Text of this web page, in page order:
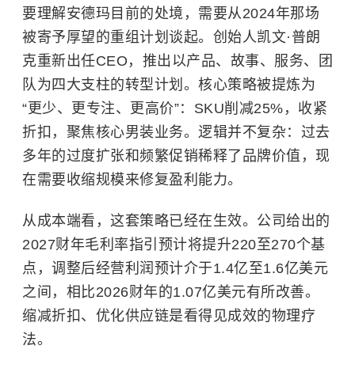
要理解安德玛目前的处境 ， 需要从2024年那场
被寄予厚望的重组计划 谈起。 创始人凯文·普朗
克重新出任CEO，推出以产品、故事、服务、团
队为四大支柱的转型计划。核心策略被提炼为
“更少、更专注、更高价”： SKU削减25%，收紧
折扣，聚焦核心男装业务。逻辑并不复杂：过去
多年的过度扩张和频繁促销稀释了品牌价值，现
在需要收缩规模来修复盈利能力。
从成本端看，这套策略已经在生效。 公司给出的
2027财年毛利率指引预计将提升220至270个基
点，调整后经营利润预计介于1.4亿至1.6亿美元
之间，相比2026财年的1.07亿美元有所改善。
缩减折扣、优化供应链是看得见成效的物理疗
法。